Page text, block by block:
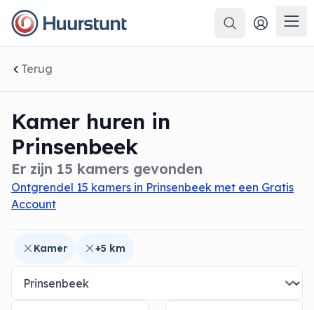
Zoeken
Terug
Kamer huren in
Prinsenbeek
Er zijn 15 kamers gevonden
Ontgrendel 15 kamers in Prinsenbeek met een Gratis
Account
sluiten
Kamer +5 km